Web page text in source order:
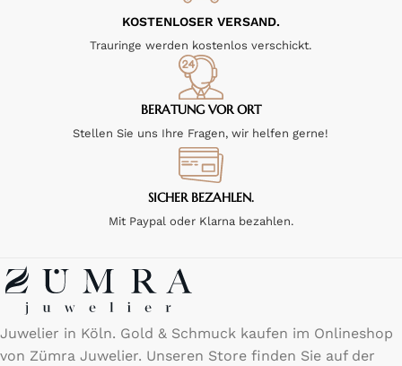
KOSTENLOSER VERSAND.
Trauringe werden kostenlos verschickt.
BERATUNG VOR ORT
Stellen Sie uns Ihre Fragen, wir helfen gerne!
SICHER BEZAHLEN.
Mit Paypal oder Klarna bezahlen.
Juwelier in Köln. Gold & Schmuck kaufen im Onlineshop
von Zümra Juwelier. Unseren Store finden Sie auf der